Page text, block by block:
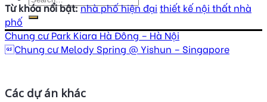
Từ khóa nổi bật:nhà phố hiện đại thiết kế nội thất nhà
phố
Chung cư Park Kiara Hà Đông – Hà Nội
Chung cư Melody Spring @ Yishun – Singapore
Các dự án khác